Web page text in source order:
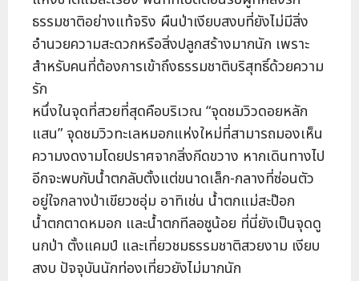
ธรรมชาติอย่างแท้จริง ผืนป่าเงียบสงบที่ยังไม่มีสิ่ง
อำนวยความสะดวกหรือสิ่งปลูกสร้างมากนัก เพราะ
สำหรับคนที่ต้องการเข้าถึงธรรมชาติบริสุทธิ์ด้วยความ
รัก
หนึ่งในจุดที่สวยที่สุดคือบริเวณ “จุดชมวิวดอยหลัก
แสน” จุดชมวิวทะเลหมอกแห่งใหม่ที่สามารถมองเห็น
ความงดงามโดยปราศจากสิ่งกีดขวาง หากเดินทางไป
อีกจะพบกับน้ำตกลับตั้งแต่ขนาดเล็ก-กลางที่ซ่อนตัว
อยู่ใจกลางป่าเขียวชอุ่ม อาทิเช่น น้ำตกแม่สะป๊อก
น้ำตกตาดหมอก และน้ำตกทีลอซูน้อย ที่นี่ยังเป็นจุดดู
นกป่า ตั้งแคมป์ และเที่ยวชมธรรมชาติสวยงาม เงียบ
สงบ ปัจจุบันนักท่องเที่ยวยังไม่มากนัก